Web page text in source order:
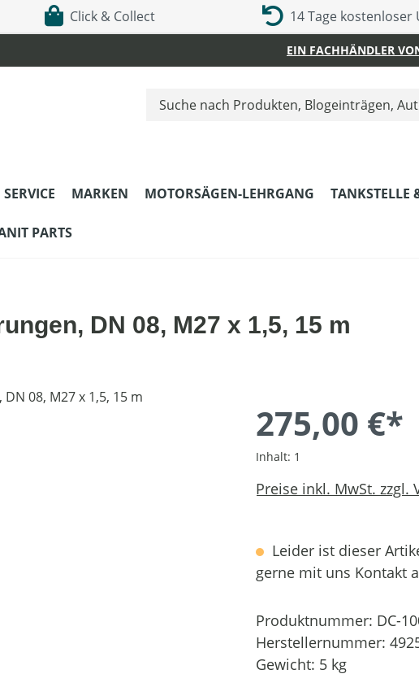
Click & Collect 14 Tage kostenloser
EIN FACHHÄNDLER
SERVICE MARKEN MOTORSÄGEN-LEHRGANG TANKSTELLE
PARTS
DN 08, M27 x 1,5, 15 m
275,00 €*
Inhalt: 1
Preise inkl. MwSt. zzgl.
Leider ist dieser
gerne mit uns Kontakt
Produktnummer: DC-
Herstellernummer:
Gewicht: 5 kg